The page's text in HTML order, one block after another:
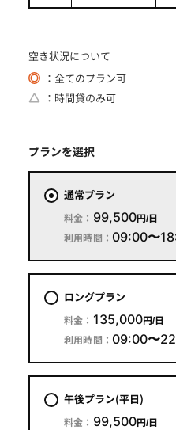
空き状況について
：全てのプラン可
：時間貸のみ可
プランを選択
通常プラン
料金： 99,500円/日
利用時間： 09:00〜
ロングプラン
料金： 135,000円/日
利用時間： 09:00〜
午後プラン(平日)
料金： 99,500円/日